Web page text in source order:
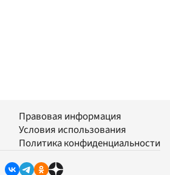
Правовая информация
Условия использования
Политика конфиденциальности